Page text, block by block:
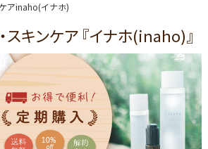
アinaho(イナホ)
キンケア 『イナホ(inaho)』